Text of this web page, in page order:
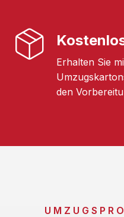
Erhalten Sie
den